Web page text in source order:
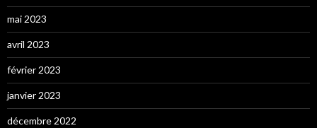
mai 2023
avril 2023
février 2023
janvier 2023
décembre 2022